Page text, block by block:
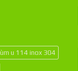
u 114 inox 304